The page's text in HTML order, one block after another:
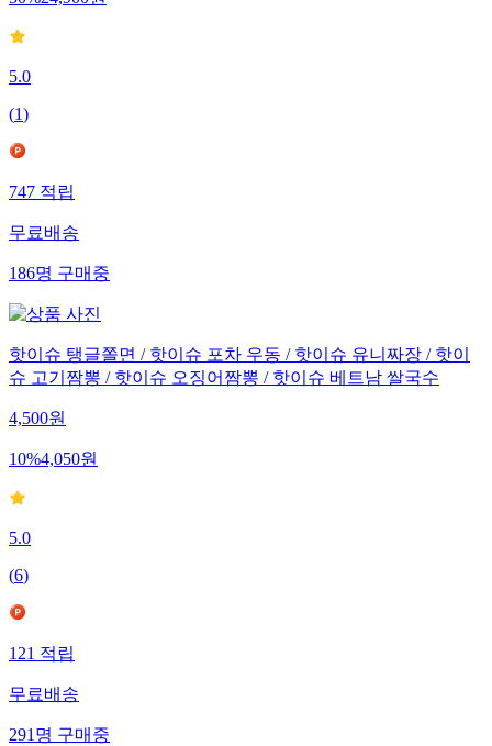
5.0
(1)
747 적립
무료배송
186명 구매중
핫이슈 탱글쫄면 / 핫이슈 포차 우동 / 핫이슈 유니짜장 / 핫이
슈 고기짬뽕 / 핫이슈 오징어짬뽕 / 핫이슈 베트남 쌀국수
4,500원
10%4,050원
5.0
(6)
121 적립
무료배송
291 명 구매중